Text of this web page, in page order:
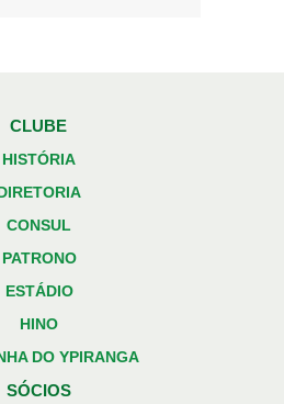
CLUBE
HISTÓRIA
CONSUL
PATRONO
ESTÁDIO
HINO
DO YPIRANGA
SÓCIOS